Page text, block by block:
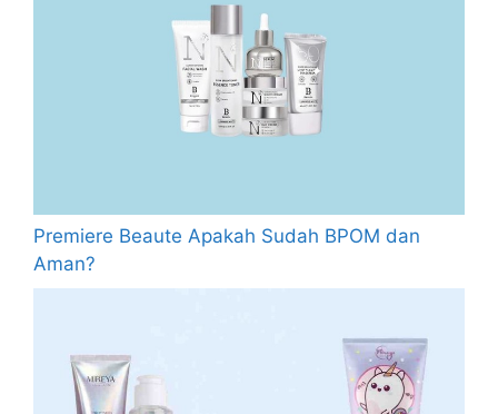
Premiere Beaute Apakah Sudah BPOM dan
Aman?